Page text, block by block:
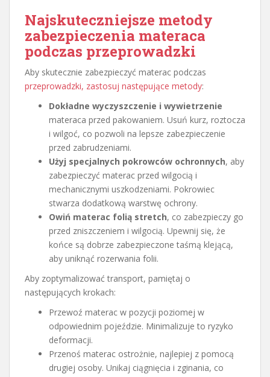
Najskuteczniejsze metody
zabezpieczenia materaca
podczas przeprowadzki
Aby skutecznie zabezpieczyć materac podczas
przeprowadzki, zastosuj następujące metody:
Dokładne wyczyszczenie i wywietrzenie
materaca przed pakowaniem. Usuń kurz, roztocza
i wilgoć, co pozwoli na lepsze zabezpieczenie
przed zabrudzeniami.
Użyj specjalnych pokrowców ochronnych, aby
zabezpieczyć materac przed wilgocią i
mechanicznymi uszkodzeniami. Pokrowiec
stwarza dodatkową warstwę ochrony.
Owiń materac folią stretch, co zabezpieczy go
przed zniszczeniem i wilgocią. Upewnij się, że
końce są dobrze zabezpieczone taśmą klejącą,
aby uniknąć rozerwania folii.
Aby zoptymalizować transport, pamiętaj o
następujących krokach:
Przewoź materac w pozycji poziomej w
odpowiednim pojeździe. Minimalizuje to ryzyko
deformacji.
Przenoś materac ostrożnie, najlepiej z pomocą
drugiej osoby. Unikaj ciągnięcia i zginania, co